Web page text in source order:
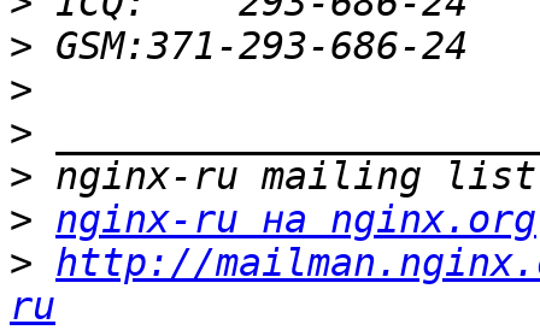
>
>
>
>
> nginx-ru на nginx.org
> http://
ru